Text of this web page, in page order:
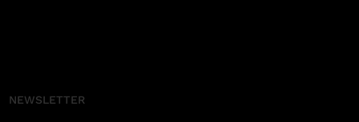
NEWSLETTER